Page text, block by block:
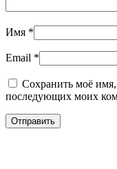
Имя *
Email *
Сохранить моё имя,
последующих моих